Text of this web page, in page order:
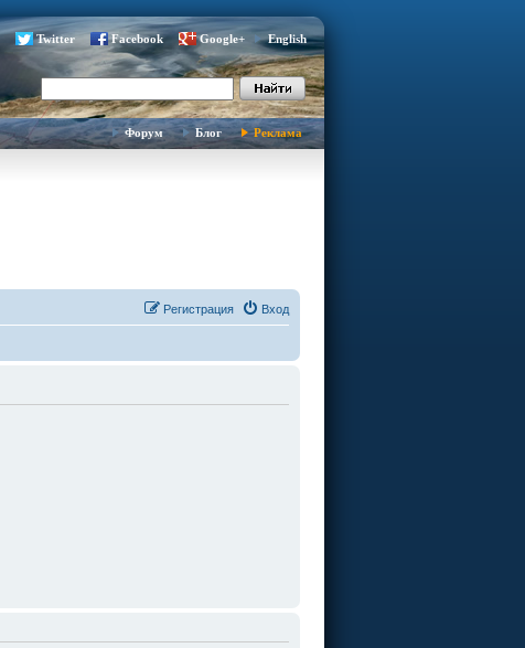
Twitter Facebook Google+ English
Форум Блог Реклама
Вход
Регистрация